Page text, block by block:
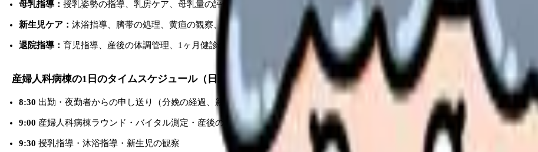
母乳指導： 授乳姿勢の指導、乳房ケア、母乳量の評価。初産婦は不安が大きいため丁寧なサポートが必要
新生児ケア： 沐浴指導、臍帯の処理、黄疸の観察、新生児マススクリーニングの採血
退院指導： 育児指導、産後の体調管理、1ヶ月健診の説明
産婦人科病棟の1日のタイムスケジュール（日勤の場合）
8:30 出勤・夜勤者からの申し送り（分娩の経過、新生児の状態など）
9:00 産婦人科病棟ラウンド・バイタル測定・産後の子宮収縮確認
9:30 授乳指導・沐浴指導・新生児の観察